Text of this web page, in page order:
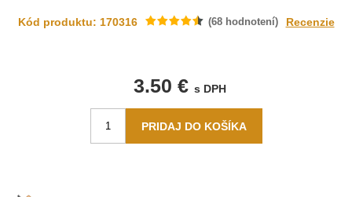
Kód produktu: 170316 (68hodnotení) Recenzie
3.50 € s DPH